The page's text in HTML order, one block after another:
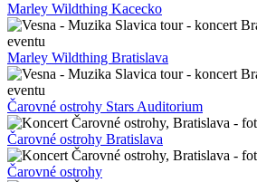
Marley Wildthing Kacecko
Marley Wildthing Bratislava
Čarovné ostrohy Stars Auditorium
Čarovné ostrohy Bratislava
Čarovné ostrohy